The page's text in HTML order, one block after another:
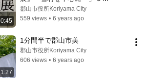
0:45
郡山市役所Koriyama City
559 views • 6 years ago
1:27
1分間半で郡山市美
郡山市役所Koriyama City
606 views • 6 years ago